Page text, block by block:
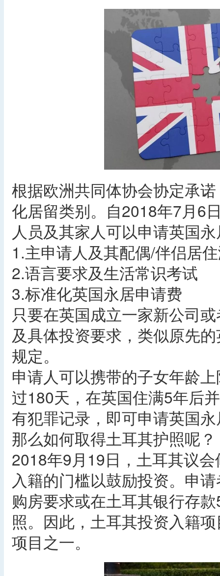
根据欧洲共同体协会协定承
化居留类别。自2018年7月6
人员及其家人可以申请英国
1.主申请人及其配偶/伴侣居
2.语言要求及生活常识考试
3.标准化英国永居申请费
只要在英国成立一家新公司
及具体投资要求，类似原先
规定。
申请人可以携带的子女年龄
过180天，在英国住满5年后
有犯罪记录，即可申请英国
那么如何取得土耳其护照呢？
2018年9月19日，土耳其议
入籍的门槛以鼓励投资。申
购房要求或在土耳其银行存
照。因此，土耳其投资入籍
项目之一。